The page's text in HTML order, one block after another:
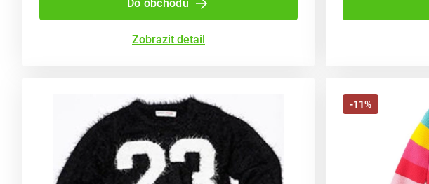
Do obchodu
Zobrazit detail
-11%